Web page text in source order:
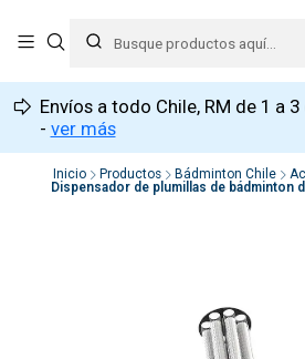
Envíos a todo Chile, RM de 1 a
- ver más
Inicio Productos Bádminton Chile
Dispensador de plumillas de bádminton